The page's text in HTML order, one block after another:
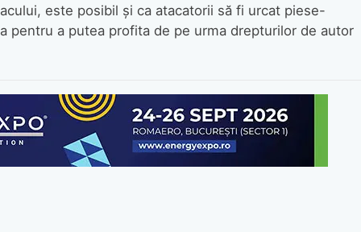
este posibil și ca atacatorii să fi urcat piese-
pentru a putea profita de pe urma drepturilor de autor